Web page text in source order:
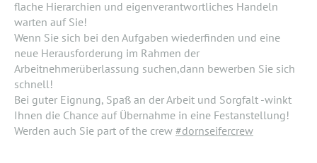
flache Hierarchien und eigenverantwortliches Handeln
warten auf Sie!
Wenn Sie sich bei den Aufgaben wiederfinden und eine
neue Herausforderung im Rahmen der
Arbeitnehmerüberlassung suchen,dann bewerben Sie sich
schnell!
Bei guter Eignung, Spaß an der Arbeit und Sorgfalt -winkt
Ihnen die Chance auf Übernahme in eine Festanstellung!
Werden auch Sie part of the crew #dornseifercrew